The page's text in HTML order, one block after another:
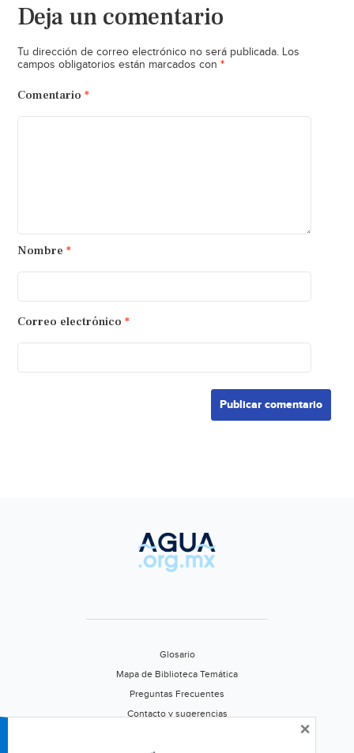
Deja un comentario
Tu dirección de correo electrónico no será publicada. Los
campos obligatorios están marcados con *
Comentario *
Nombre *
Correo electrónico *
Glosario
Mapa de Biblioteca Temática
Preguntas Frecuentes
Contacto y sugerencias
×